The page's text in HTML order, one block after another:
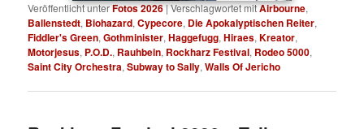
Veröffentlicht unterFotos 2026|Verschlagwortet mitAirbourne,
Ballenstedt, Biohazard,Cypecore, Die Apokalyptischen Reiter,
Fiddler's Green,Gothminister,Haggefugg,Hiraes,Kreator,
Motorjesus, P.O.D., Rauhbein, Rockharz Festival, Rodeo 5000,
Saint City Orchestra,Subway to Sally,Walls Of Jericho